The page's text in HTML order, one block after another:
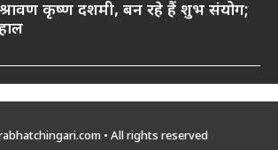
कृष्ण दशमी, बन रहे हैं शुभ संयोग;
• All rights reserved